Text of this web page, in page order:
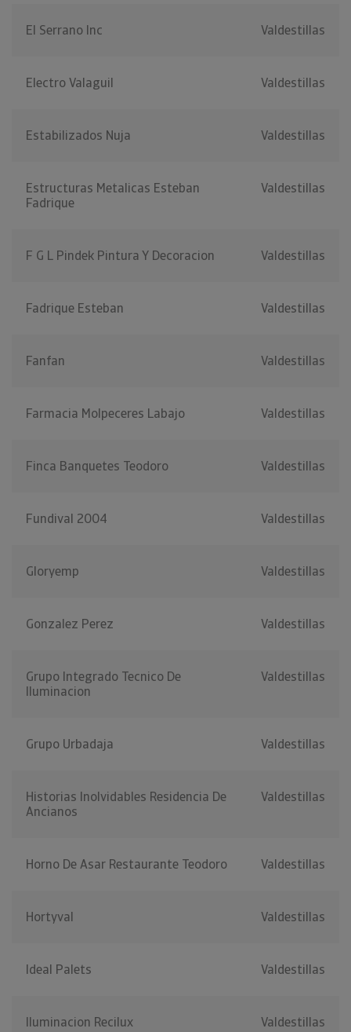
El Serrano Inc Valdestillas
Electro Valaguil Valdestillas
Estabilizados Nuja Valdestillas
Estructuras Metalicas Esteban
Fadrique
Valdestillas
F G L Pindek Pintura Y Decoracion Valdestillas
Fadrique Esteban Valdestillas
Fanfan Valdestillas
Farmacia Molpeceres Labajo Valdestillas
Finca Banquetes Teodoro Valdestillas
Fundival 2004 Valdestillas
Gloryemp Valdestillas
Gonzalez Perez Valdestillas
Grupo Integrado Tecnico De
Iluminacion
Valdestillas
Grupo Urbadaja Valdestillas
Historias Inolvidables Residencia De
Ancianos
Valdestillas
Horno De Asar Restaurante Teodoro Valdestillas
Hortyval Valdestillas
Ideal Palets Valdestillas
Iluminacion Recilux Valdestillas